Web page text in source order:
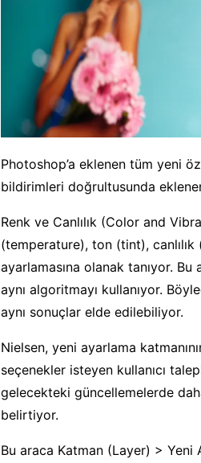
Photoshop’a eklenen tüm yeni
bildirimleri doğrultusunda
Renk ve Canlılık (Color and
(temperature), ton (tint),
ayarlamasına olanak tanıyor.
aynı algoritmayı kullanıyor.
aynı sonuçlar elde edilebiliyor.
Nielsen, yeni ayarlama
seçenekler isteyen kullanıcı
gelecekteki güncellemelerde
belirtiyor.
Bu araca Katman (Layer) >